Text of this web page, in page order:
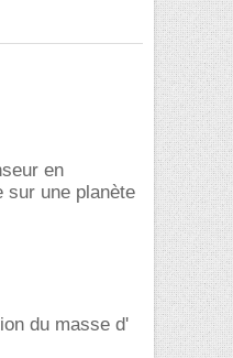
en
sur une planète
du masse d'